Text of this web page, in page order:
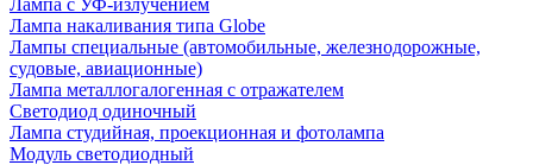
Лампа с УФ-излучением
Лампа накаливания типа Globe
Лампы специальные (автомобильные, железнодорожные,
судовые, авиационные)
Лампа металлогалогенная с отражателем
Светодиод одиночный
Лампа студийная, проекционная и фотолампа
Модуль светодиодный